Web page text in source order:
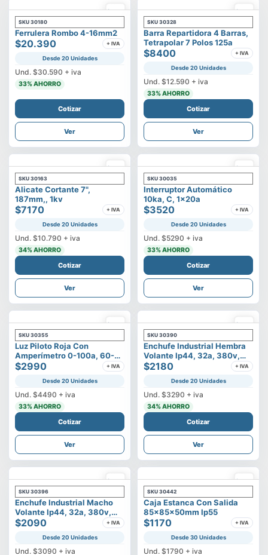
SKU 30180
Ferrulera Rombo 4-16mm2
$20.390 + IVA
Desde 20 Unidades
Und. $30.590 + iva
33% AHORRO
Cotizar
Ver
SKU 30328
Barra Repartidora 4 Barras,
Tetrapolar 7 Polos 125a
$8400 + IVA
Desde 20 Unidades
Und. $12.590 + iva
33% AHORRO
Cotizar
Ver
SKU 30163
Alicate Cortante 7",
187mm,, 1kv
$7170 + IVA
Desde 20 Unidades
Und. $10.790 + iva
34% AHORRO
Cotizar
Ver
SKU 30035
Interruptor Automático
10ka, C, 1x20a
$3520 + IVA
Desde 20 Unidades
Und. $5290 + iva
33% AHORRO
Cotizar
Ver
SKU 30355
Luz Piloto Roja Con
Amperímetro 0-100a, 60-
500v
$2990 + IVA
Desde 20 Unidades
Und. $4490 + iva
33% AHORRO
Cotizar
Ver
SKU 30390
Enchufe Industrial Hembra
Volante Ip44, 32a, 380v,
3p+t
$2180 + IVA
Desde 20 Unidades
Und. $3290 + iva
34% AHORRO
Cotizar
Ver
SKU 30396
Enchufe Industrial Macho
Volante Ip44, 32a, 380v,
3p+t
$2090 + IVA
Desde 20 Unidades
Und. $3090 + iva
SKU 30442
Caja Estanca Con Salida
85x85x50mm Ip55
$1170 + IVA
Desde 30 Unidades
Und. $1790 + iva